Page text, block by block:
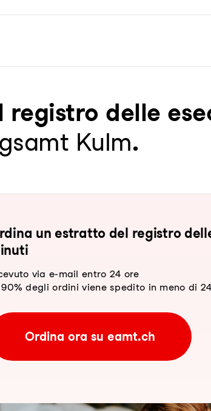
del­le
Kulm.
un estratto del registro
via e-mail entro 24 ore
degli ordini viene spedito in meno di
Ordina ora su eamt.ch